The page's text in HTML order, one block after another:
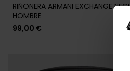
RIÑONERA ARMANI EXCHANGE
HOMBRE
99,00 €